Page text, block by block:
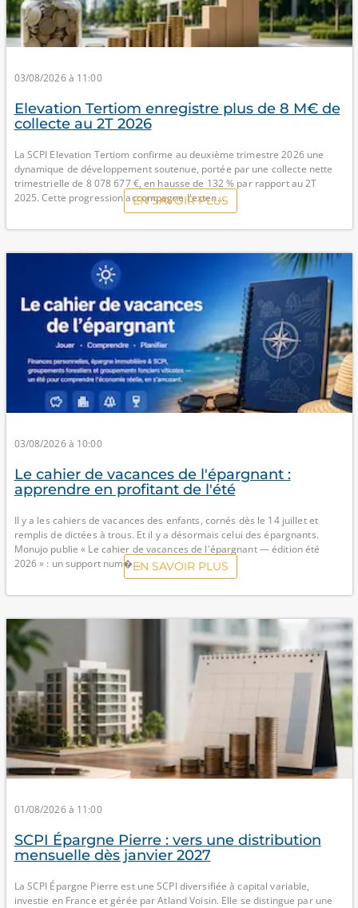
03/08/2026 à 11:00
Elevation Tertiom enregistre plus de 8 M€ de
collecte au 2T 2026
La SCPI Elevation Tertiom confirme au deuxième trimestre 2026 une
dynamique de développement soutenue, portée par une collecte nette
trimestrielle de 8 078 677 €, en hausse de 132 % par rapport au 2T
2025. Cette progression accompagne l'exten...
EN SAVOIR PLUS
03/08/2026 à 10:00
Le cahier de vacances de l'épargnant :
apprendre en profitant de l'été
Il y a les cahiers de vacances des enfants, cornés dès le 14 juillet et
remplis de dictées à trous. Et il y a désormais celui des épargnants.
Monujo publie « Le cahier de vacances de l'épargnant — édition été
2026 » : un support num�...EN SAVOIR PLUS
01/08/2026 à 11:00
SCPI Épargne Pierre : vers une distribution
mensuelle dès janvier 2027
La SCPI Épargne Pierre est une SCPI diversifiée à capital variable,
investie en France et gérée par Atland Voisin. Elle se distingue par une